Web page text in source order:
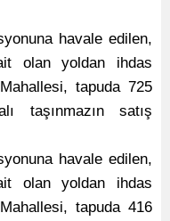
havale edilen,
olan yoldan ihdas
tapuda 725
taşınmazın satış
havale edilen,
olan yoldan ihdas
tapuda 416